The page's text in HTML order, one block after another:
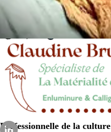
Professionnelle de la culture